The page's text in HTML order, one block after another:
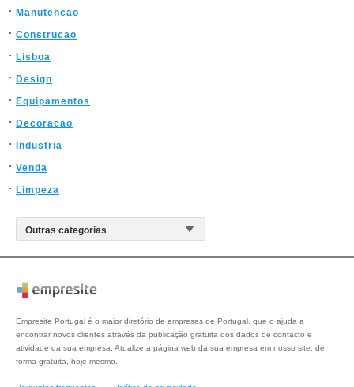
Manutencao
Construcao
Lisboa
Design
Equipamentos
Decoracao
Industria
Venda
Limpeza
Empresite Portugal é o maior diretório de empresas de Portugal, que o ajuda a
encontrar novos clientes através da publicação gratuita dos dados de contacto e
atividade da sua empresa. Atualize a página web da sua empresa em nosso site, de
forma gratuita, hoje mesmo.